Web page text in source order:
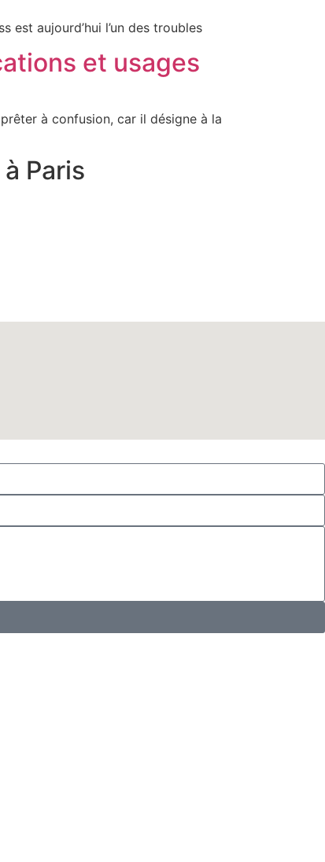
aujourd’hui l’un des troubles
et usages
à confusion, car il désigne à la
Paris